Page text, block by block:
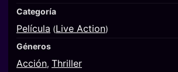
Categoría
Película (Live Action)
Géneros
Acción, Thriller